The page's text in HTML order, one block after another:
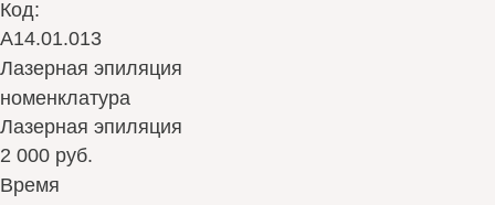
Код:
А14.01.013
Лазерная эпиляция
номенклатура
Лазерная эпиляция
2 000 руб.
Время